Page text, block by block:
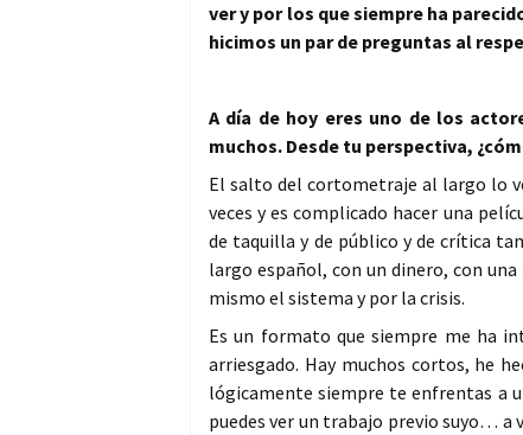
ver y por los que siempre ha
hicimos un par de preguntas al
A día de hoy eres uno de los
muchos. Desde tu perspectiva,
El salto del cortometraje al largo lo
veces y es complicado hacer una
de taquilla y de público y de crítica
largo español, con un dinero, con
mismo el sistema y por la crisis.
Es un formato que siempre me ha
arriesgado. Hay muchos cortos, he
lógicamente siempre te enfrentas a
puedes ver un trabajo previo suyo… a